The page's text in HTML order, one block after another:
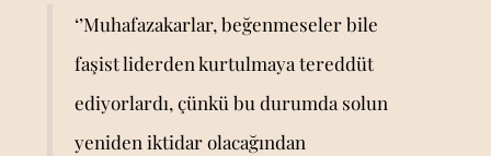
‘’Muhafazakarlar, beğenmeseler bile
faşist liderden kurtulmaya tereddüt
ediyorlardı, çünkü bu durumda solun
yeniden iktidar olacağından